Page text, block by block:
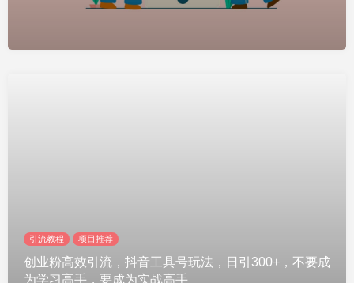
引流教程 项目推荐
创业粉高效引流，抖音工具号玩法，日引300+，不要成
为学习高手，要成为实战高手